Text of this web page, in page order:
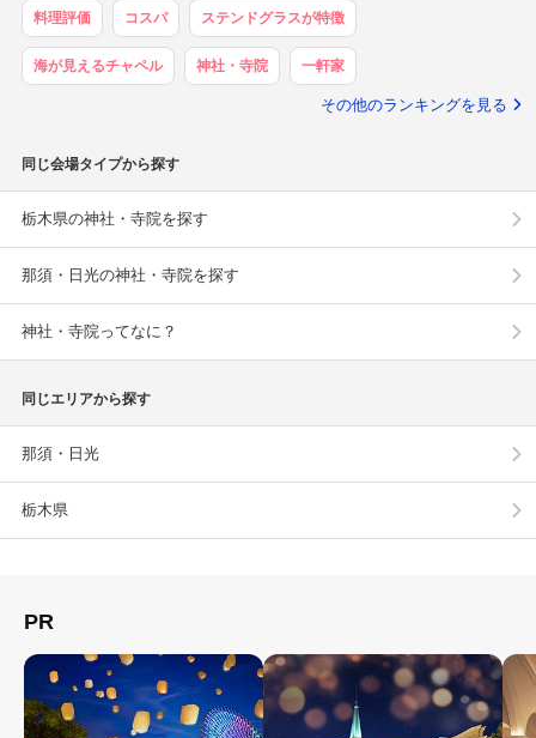
料理評価 コスパ ステンドグラスが特徴
海が見えるチャペル 神社・寺院 一軒家
その他のランキングを見る
同じ会場タイプから探す
栃木県の神社・寺院を探す
那須・日光の神社・寺院を探す
神社・寺院ってなに？
同じエリアから探す
那須・日光
栃木県
PR